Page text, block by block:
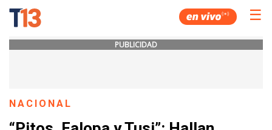
☰
PUBLICIDAD
NACIONAL